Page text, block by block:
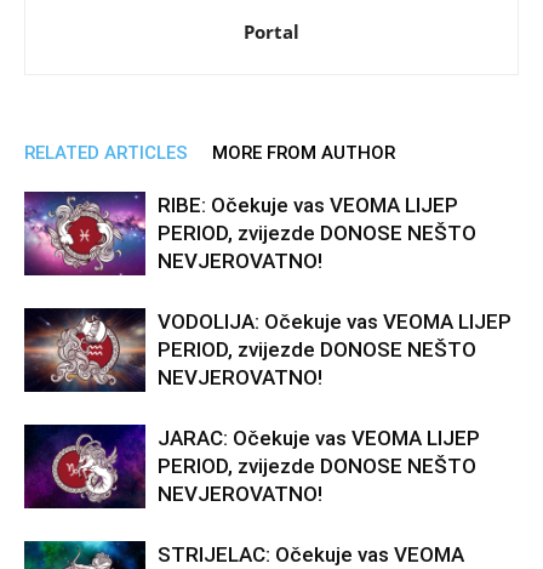
Portal
RELATED ARTICLES MORE FROM AUTHOR
RIBE: Očekuje vas VEOMA LIJEP
PERIOD, zvijezde DONOSE NEŠTO
NEVJEROVATNO!
VODOLIJA: Očekuje vas VEOMA LIJEP
PERIOD, zvijezde DONOSE NEŠTO
NEVJEROVATNO!
JARAC: Očekuje vas VEOMA LIJEP
PERIOD, zvijezde DONOSE NEŠTO
NEVJEROVATNO!
STRIJELAC: Očekuje vas VEOMA